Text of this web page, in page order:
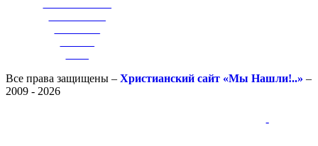
Все права защищены – Христианский сайт «Мы Нашли!..» –
2009 - 2026
-